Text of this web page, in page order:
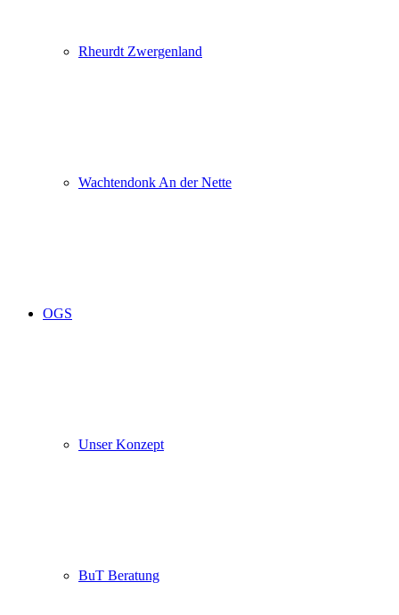
Rheurdt Zwergenland
Wachtendonk An der Nette
OGS
Unser Konzept
BuT Beratung